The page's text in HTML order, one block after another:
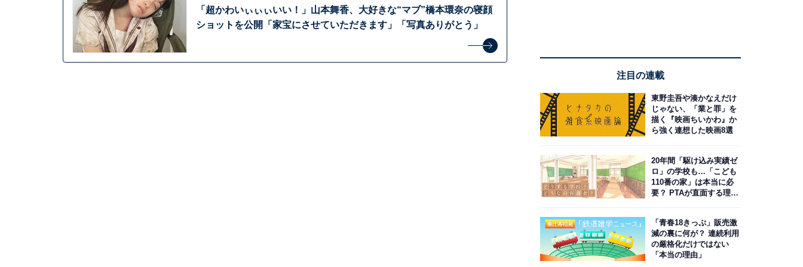
「超かわいぃぃぃいい！」山本舞香、大好きな“マブ”橋本環奈の寝顔
ショットを公開「家宝にさせていただきます」「写真ありがとう」
注目の連載
東野圭吾や湊かなえだけ
じゃない、「業と罪」を
描く『映画ちいかわ』か
ら強く連想した映画8選
20年間「駆け込み実績ゼ
ロ」の学校も…「こども
110番の家」は本当に必
要？ PTAが直面する理想
「青春18きっぷ」販売激
減の裏に何が？ 連続利用
の厳格化だけではない
「本当の理由」